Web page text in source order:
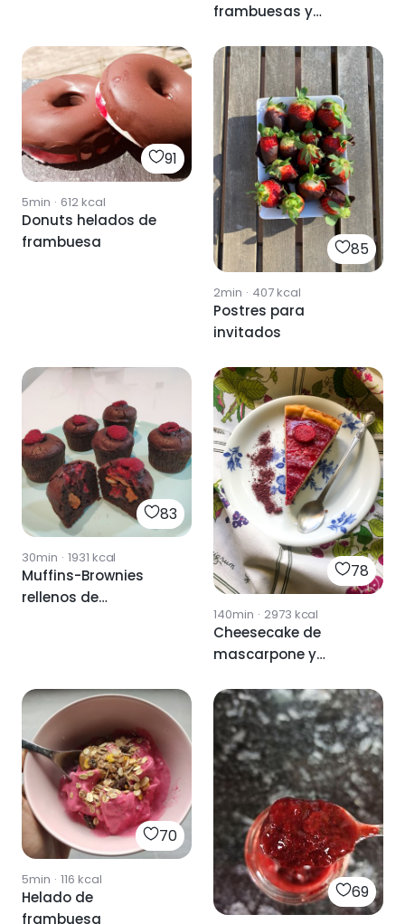
frambuesas y
91
5min · 612kcal
Donuts helados de
frambuesa
85
2min · 407kcal
Postres para
invitados
83
30min · 1931 kcal
Muffins-Brownies
rellenos de
78
140min · 2973 kcal
Cheesecake de
mascarpone y
70
5min · 116 kcal
Helado de
frambuesa
69